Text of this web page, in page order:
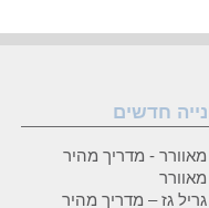
חדשים
- מדריך מהיר
גז – מדריך מהיר